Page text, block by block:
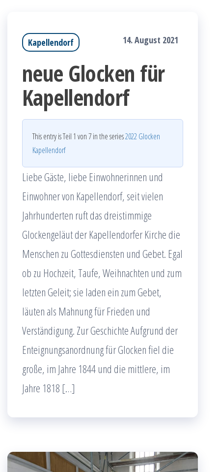
Kapellendorf 14. August 2021
neue Glocken für
Kapellendorf
This entry is Teil 1 von 7 in the series2022 Glocken
Kapellendorf
Liebe Gäste, liebe Einwohnerinnen und
Einwohner von Kapellendorf, seit vielen
Jahrhunderten ruft das dreistimmige
Glockengeläut der Kapellendorfer Kirche die
Menschen zu Gottesdiensten und Gebet. Egal
ob zu Hochzeit, Taufe, Weihnachten und zum
letzten Geleit; sie laden ein zum Gebet,
läuten als Mahnung für Frieden und
Verständigung. Zur Geschichte Aufgrund der
Enteignungsanordnung für Glocken fiel die
große, im Jahre 1844 und die mittlere, im
Jahre 1818 […]